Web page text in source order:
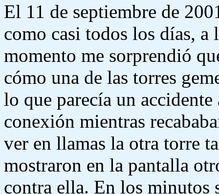
El 11 de septiembre de
como casi todos los días,
momento me sorprendió
cómo una de las torres
lo que parecía un
conexión mientras
ver en llamas la otra torre
mostraron en la pantalla
contra ella. En los minutos